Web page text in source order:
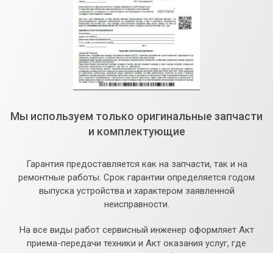
Мы используем только оригинальные запчасти
и комплектующие
Гарантия предоставляется как на запчасти, так и на
ремонтные работы. Срок гарантии определяется годом
выпуска устройства и характером заявленной
неисправности.
На все виды работ сервисный инженер оформляет Акт
приема-передачи техники и Акт оказания услуг, где